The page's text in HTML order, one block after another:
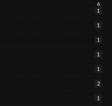
6
1
1
1
1
1
2
1